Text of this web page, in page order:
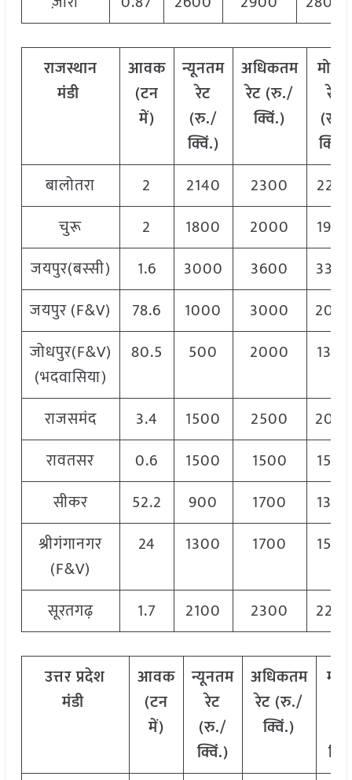
राजस्थान
मंडी
आवक
(टन
में)
न्यूनतम
रेट
(रु./
क्विं.)
अधिकतम
रेट (रु./
क्विं.)
मोडल
रेट
(रु
क्विं
बालोतरा
2 2140 2300
2260
चुरू
2 1800 2000
1900
जयपुर(बस्सी)
1.6 3000 3600
जयपुर (F&V)
78.6 1000 3000
जोधपुर(F&V)
(भदवासिया)
80.5 500 2000 1300
राजसमंद 3.4 1500 2500
रावतसर
0.6 1500 1500
1500
सीकर
52.2 900 1700
1300
श्रीगंगानगर
(F&V)
24 1300 1700 1500
सूरतगढ़ 1.7 2100 2300
उत्तरप्रदेश
मंडी
आवक
(टन
में)
न्यूनतम
रेट
(रु./
क्विं.)
अधिकतम
रेट (रु./
क्विं.)
क्विं